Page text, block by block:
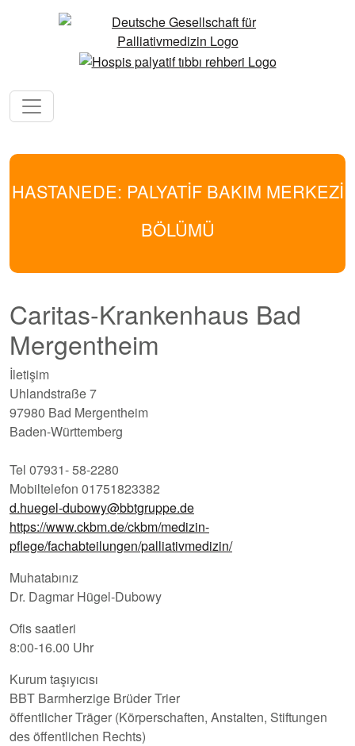
HASTANEDE: PALYATİF BAKIM MERKEZİ
BÖLÜMÜ
Caritas-Krankenhaus Bad
Mergentheim
İletişim
Uhlandstraße 7
97980 Bad Mergentheim
Baden-Württemberg
Tel 07931- 58-2280
Mobiltelefon 01751823382
d.huegel-dubowy@bbtgruppe.de
https://www.ckbm.de/ckbm/medizin-
pflege/fachabteilungen/palliativmedizin/
Muhatabınız
Dr. Dagmar Hügel-Dubowy
Ofis saatleri
8:00-16.00 Uhr
Kurum taşıyıcısı
BBT Barmherzige Brüder Trier
öffentlicher Träger (Körperschaften, Anstalten, Stiftungen
des öffentlichen Rechts)